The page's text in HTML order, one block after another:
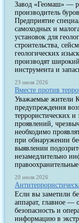
Завод «Геомаш» —
производитель
Предприятие
самоходных и
установок для
строительства,
геологических
производят
инструмента и
23 июля 2026
Вместе против
Уважаемые жители
предупреждения
террористических и
проявлений,
необходимо
при обнаружении
выявлении
незамедлительно
20 июля 2026
Если вы заметили
аппарат, главное —
безопасность и
информацию в